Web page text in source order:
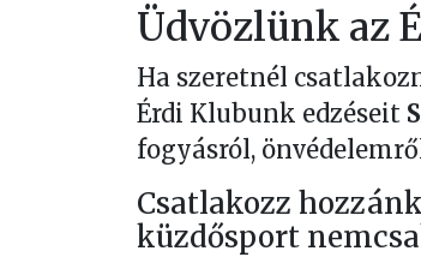
Üdvözlünk az
Ha szeretnél
Érdi Klubunk edzéseit
fogyásról,
Csatlakozz
küzdősport